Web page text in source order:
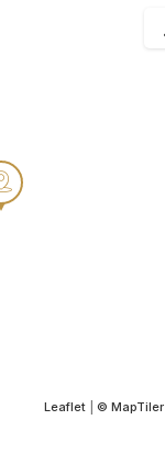
Leaflet| © MapTiler